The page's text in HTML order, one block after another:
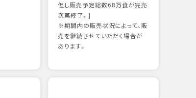
但し販売予定総数68万食が完売
次第終了。]
※期間内の販売状況によって、販
売を継続させていただく場合が
あります。